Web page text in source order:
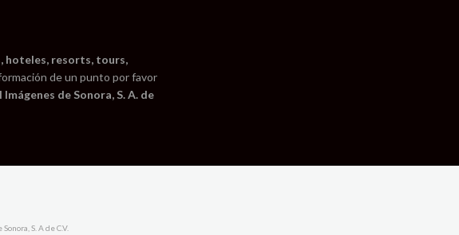
hoteles, resorts, tours,
de un punto por favor
de Sonora, S. A. de
S. A de C.V.